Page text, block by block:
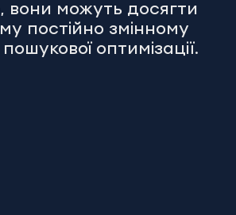
вони можуть досягти
постійно змінному
оптимізації.